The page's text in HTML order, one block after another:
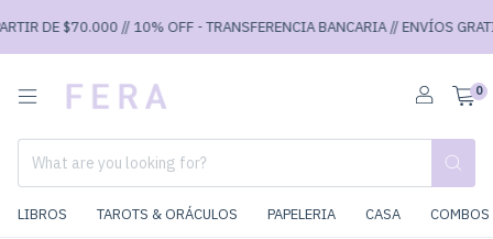
DE $70.000 // 10% OFF - TRANSFERENCIA BANCARIA // ENVÍOS GRATIS
0
LIBROS TAROTS & ORÁCULOS PAPELERIA CASA